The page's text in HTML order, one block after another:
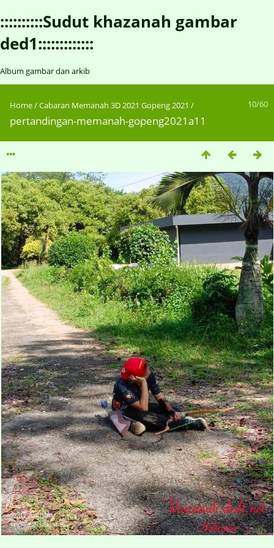
::::::::::Sudut khazanah gambar
ded1:::::::::::::
Album gambar dan arkib
10/60
Home/Cabaran Memanah 3D 2021 Gopeng 2021 /
pertandingan-memanah-gopeng2021a11